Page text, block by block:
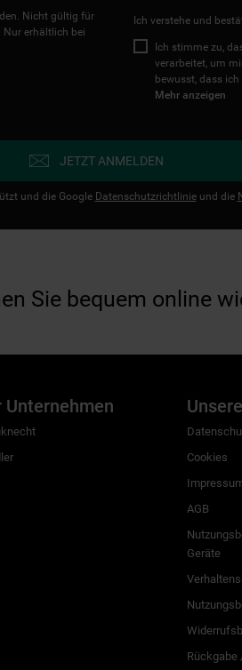
Nicht gültig für
erhältlich bei
Ich verstehe und
Ich stimme zu,
verarbeitet, um
bewusst, dass
Mehr anzeigen
JETZT ANMELDEN
und die Google Datenschutzrichtlinieund die
Sie bequem online
Unternehmen
Cookies
AGB
Geräte
Rückgabe